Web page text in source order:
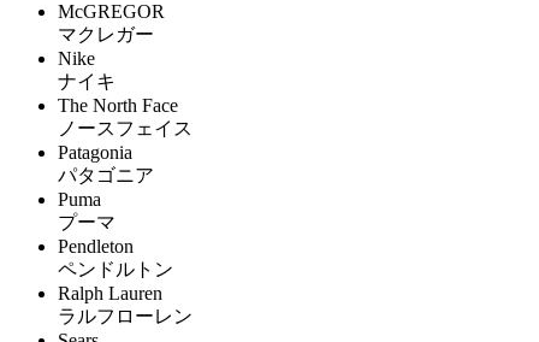
McGREGOR
マクレガー
Nike
ナイキ
The North Face
ノースフェイス
Patagonia
パタゴニア
Puma
プーマ
Pendleton
ペンドルトン
Ralph Lauren
ラルフローレン